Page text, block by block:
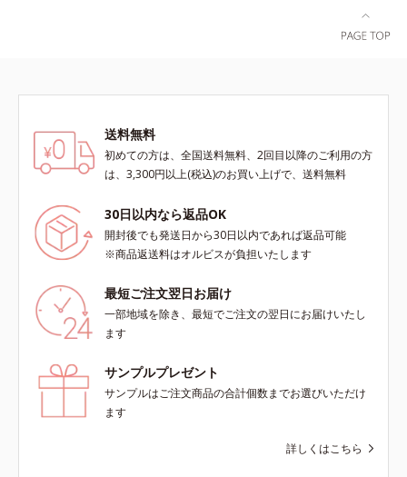
送料無料
初めての方は、全国送料無料、2回目以降のご利用の方
は、3,300円以上(税込)のお買い上げで、送料無料
30日以内なら返品OK
開封後でも発送日から30日以内であれば返品可能
※商品返送料はオルビスが負担いたします
最短ご注文翌日お届け
一部地域を除き、最短でご注文の翌日にお届けいたし
ます
サンプルプレゼント
サンプルはご注文商品の合計個数までお選びいただけ
ます
詳しくはこちら